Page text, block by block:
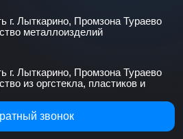
г. Лыткарино, Промзона Тураево
металлоизделий
г. Лыткарино, Промзона Тураево
из оргстекла, пластиков и
звонок